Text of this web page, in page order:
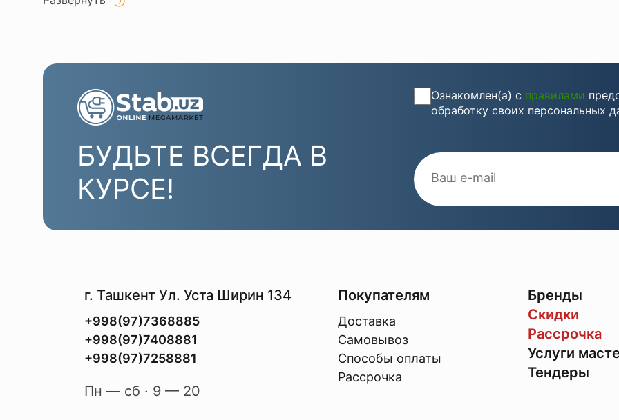
БУДЬТЕ ВСЕГДА В
КУРСЕ!
Ознакомлен(а) с правилами
обработку своих персональных
г. Ташкент Ул. Уста Ширин 134
+998(97)7368885
+998(97)7408881
+998(97)7258881
Пн — сб · 9 — 20
Покупателям
Доставка
Самовывоз
Способы оплаты
Рассрочка
Бренды
Скидки
Рассрочка
Услуги
Тендеры